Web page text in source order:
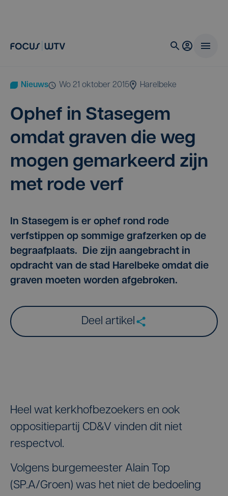
Nieuws wo 21 oktober 2015 Harelbeke
Ophef in Stase­gem
omdat gra­ven die weg
mogen gemar­keerd zijn
met rode verf
In Stasegem is er ophef rond rode
verfstippen op sommige grafzerken op de
begraafplaats. Die zijn aangebracht in
opdracht van de stad Harelbeke omdat die
graven moeten worden afgebroken.
Deel artikel
Heel wat kerkhofbezoekers en ook
oppositiepartij CD&V vinden dit niet
respectvol.
Volgens burgemeester Alain Top
(SP.A/Groen) was het niet de bedoeling